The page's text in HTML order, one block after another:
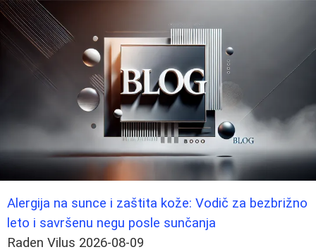
Alergija na sunce i zaštita kože: Vodič za bezbrižno
leto i savršenu negu posle sunčanja
Raden Vilus 2026-08-09